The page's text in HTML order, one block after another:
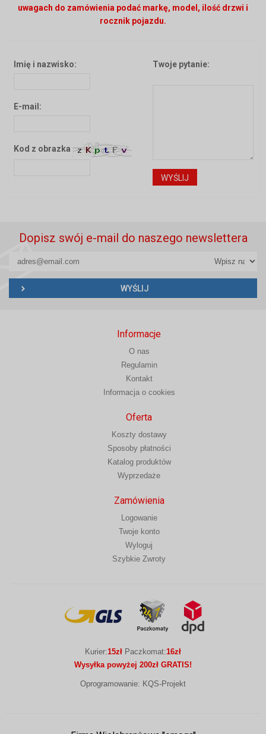
uwagach do zamówienia podać markę, model, ilość drzwi i
rocznik pojazdu.
Imię i nazwisko:
E-mail:
Kod z obrazka
Twoje pytanie:
Dopisz swój e-mail do naszego newslettera
Informacje
O nas
Regulamin
Kontakt
Informacja o cookies
Oferta
Koszty dostawy
Sposoby płatności
Katalog produktów
Wyprzedaże
Zamówienia
Logowanie
Twoje konto
Wyloguj
Szybkie Zwroty
Kurier:15zł Paczkomat:16zł
Wysyłka powyżej 200zł GRATIS!
Oprogramowanie: KQS-Projekt